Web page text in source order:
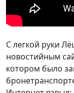
С легкой руки
новостийным
котором было